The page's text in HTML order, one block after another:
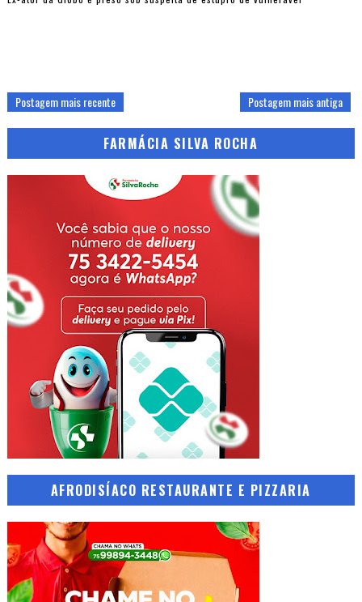
Postagem mais recente Postagem mais antiga
FARMÁCIA SILVA ROCHA
AFRODISÍACO RESTAURANTE E PIZZARIA